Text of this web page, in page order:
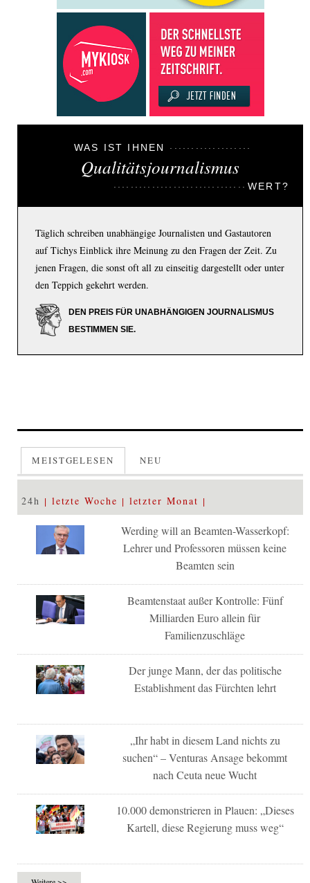
WAS IST IHNEN
Qualitätsjournalismus
WERT?
Täglich schreiben unabhängige Journalisten und Gastautoren
auf Tichys Einblick ihre Meinung zu den Fragen der Zeit. Zu
jenen Fragen, die sonst oft all zu einseitig dargestellt oder unter
den Teppich gekehrt werden.
DEN PREIS FÜR UNABHÄNGIGEN JOURNALISMUS
BESTIMMEN SIE.
MEISTGELESEN NEU
24h letzte Woche letzter Monat
Werding will an Beamten-Wasserkopf:
Lehrer und Professoren müssen keine
Beamten sein
Beamtenstaat außer Kontrolle: Fünf
Milliarden Euro allein für
Familienzuschläge
Der junge Mann, der das politische
Establishment das Fürchten lehrt
„Ihr habt in diesem Land nichts zu
suchen“ – Venturas Ansage bekommt
nach Ceuta neue Wucht
10.000 demonstrieren in Plauen: „Dieses
Kartell, diese Regierung muss weg“